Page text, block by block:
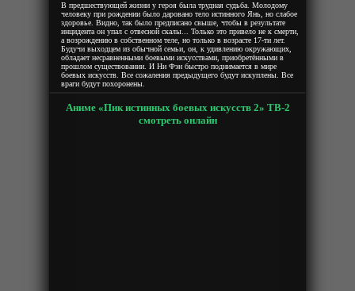
В предшествующей жизни у героя была трудная судьба. Молодому
человеку при рождении было даровано тело истинного Янь, но слабое
здоровье. Видно, так было предписано свыше, чтобы в результате
инцидента он упал с отвесной скалы... Только это привело не к смерти,
а возрождению в собственном теле, но только в возрасте 17-ти лет.
Будучи выходцем из обычной семьи, он, к удивлению окружающих,
обладает несравненными боевыми искусствами, приобретёнными в
прошлом существовании. И Ни Фэн быстро поднимается в мире
боевых искусств. Все сожаления предыдущего будут искуплены. Все
враги будут похоронены.
Аниме «Пик истинных боевых искусств 2» ТВ-2
смотреть онлайн